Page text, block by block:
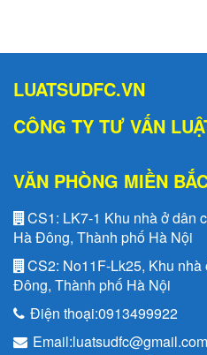
LUATSUDFC.VN
CÔNG TY TƯ VẤN
VĂN PHÒNG MIỀN
CS1: LK7-1 Khu nhà ở dân
Hà Đông, Thành phố Hà Nội
CS2: No11F-Lk25, Khu
Đông, Thành phố Hà Nội
Điện thoại:0913499922
Email:luatsudfc@gmail.com